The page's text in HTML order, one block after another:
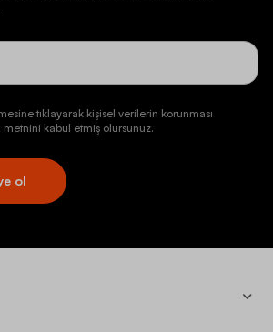
tıklayarak kişisel verilerin korunması
metnini kabul etmiş olursunuz.
ol